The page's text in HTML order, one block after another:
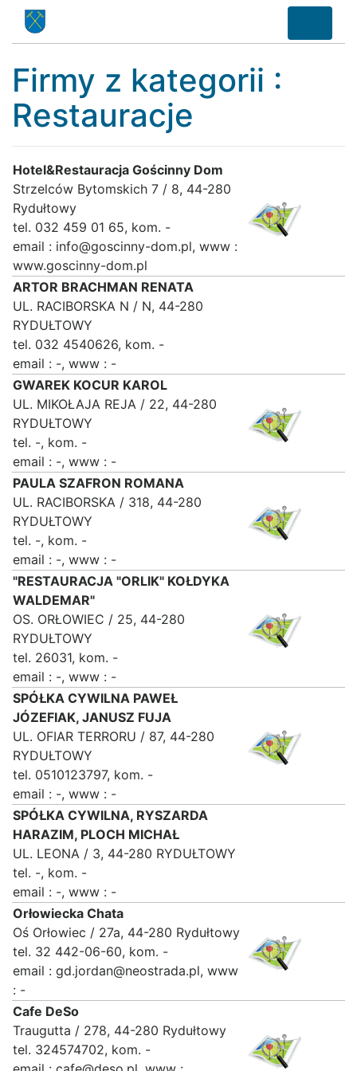
Firmy z kategorii :
Restauracje
Hotel&Restauracja Gościnny Dom
Strzelców Bytomskich 7 / 8, 44-280
Rydułtowy
tel. 032 459 01 65, kom. -
email : info@goscinny-dom.pl, www :
www.goscinny-dom.pl
ARTOR BRACHMAN RENATA
UL. RACIBORSKA N / N, 44-280
RYDUŁTOWY
tel. 032 4540626, kom. -
email : -, www : -
GWAREK KOCUR KAROL
UL. MIKOŁAJA REJA / 22, 44-280
RYDUŁTOWY
tel. -, kom. -
email : -, www : -
PAULA SZAFRON ROMANA
UL. RACIBORSKA / 318, 44-280
RYDUŁTOWY
tel. -, kom. -
email : -, www : -
"RESTAURACJA "ORLIK" KOŁDYKA
WALDEMAR"
OS. ORŁOWIEC / 25, 44-280
RYDUŁTOWY
tel. 26031, kom. -
email : -, www : -
SPÓŁKA CYWILNA PAWEŁ
JÓZEFIAK, JANUSZ FUJA
UL. OFIAR TERRORU / 87, 44-280
RYDUŁTOWY
tel. 0510123797, kom. -
email : -, www : -
SPÓŁKA CYWILNA, RYSZARDA
HARAZIM, PLOCH MICHAŁ
UL. LEONA / 3, 44-280 RYDUŁTOWY
tel. -, kom. -
email : -, www : -
Orłowiecka Chata
Oś Orłowiec / 27a, 44-280 Rydułtowy
tel. 32 442-06-60, kom. -
email : gd.jordan@neostrada.pl, www
: -
Cafe DeSo
Traugutta / 278, 44-280 Rydułtowy
tel. 324574702, kom. -